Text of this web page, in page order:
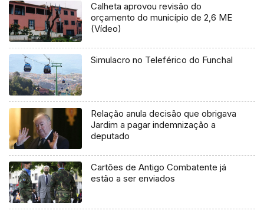
Calheta aprovou revisão do
orçamento do município de 2,6 ME
(Vídeo)
Simulacro no Teleférico do Funchal
Relação anula decisão que obrigava
Jardim a pagar indemnização a
deputado
Cartões de Antigo Combatente já
estão a ser enviados